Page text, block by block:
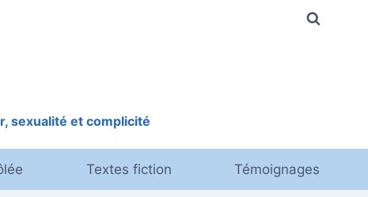
sexualité et complicité
Textes fiction Témoignages